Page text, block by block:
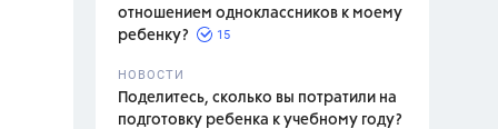
отношением одноклассников к моему
ребенку?
15
НОВОСТИ
Поделитесь, сколько вы потратили на
подготовку ребенка к учебному году?